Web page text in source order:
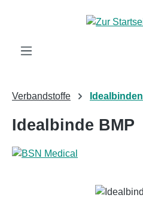
Zum Hauptinhalt springen
Verbandstoffe Idealbinden
Idealbinde BMP
Bildergalerie überspringen